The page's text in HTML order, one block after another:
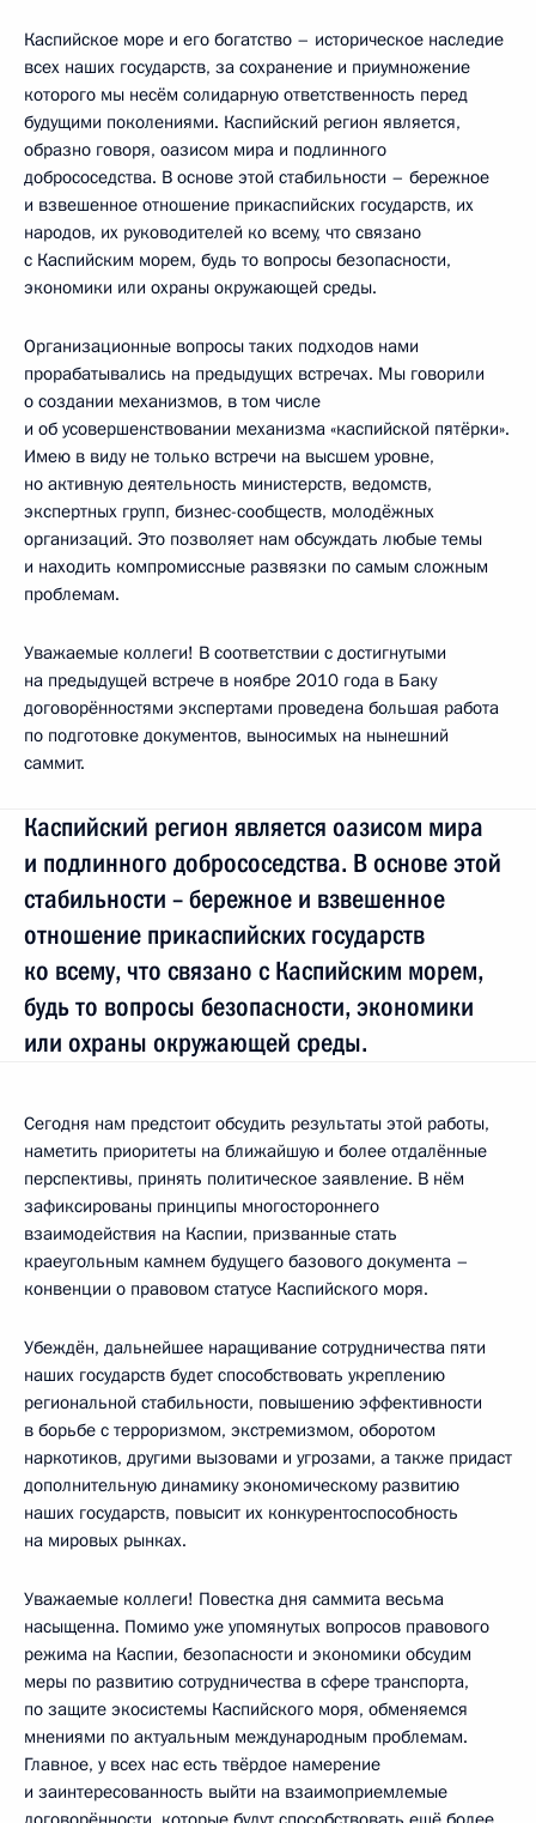
тесной кооперации «каспийской пятёрки».
Ещё раз сердечно приветствую вас в России, в Астрахани.
Уверен, что наша работа будет интересной и полезной.
<…>
Смотрите также
29 сентября 2014 года
Статус материала
Опубликован в разделе:Выступления и стенограммы
Дата публикации:
1 3м 3м